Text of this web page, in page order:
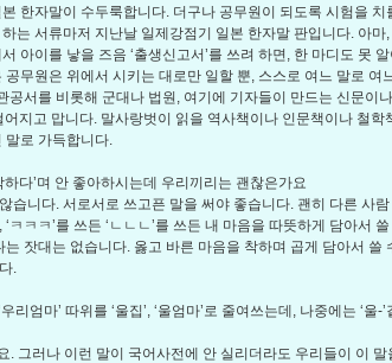
한자말이 수두룩합니다. 더구나 공무원이 되도록 시험을 치
는 서류마저 지난날 일제강점기 일본 한자말 판입니다. 아마
아이를 낳을 즈음 ‘출생신고서’를 쓰려 하면, 한 마디도 못
무원은 위에서 시키는 대로만 일할 뿐, 스스로 여느 말로 여
공서를 비롯해 군대나 법원, 여기에 기자들이 만드는 신문이나
지고 맙니다. 말사랑벗이 읽을 역사책이나 인문책이나 철학
말로 가득합니다.
하다’며 안 좋아하시는데 우리끼리는 괜찮은가요
습니다. 서로서로 쓰고픈 말을 써야 좋습니다. 괜히 다른 사람
ㅋㅋㅋ’를 쓰든 ‘ㄴㄴㄴ’를 쓰든 내 마음을 따뜻하게 담아서
잣대는 없습니다. 옳고 바른 마음을 착하며 곱게 담아서 쓸
.
리엄마’ 따위를 ‘울집’, ‘울엄마’로 줄여쓰는데, 나중에는 ‘울-
. 그러나 이런 말이 국어사전에 안 실리더라도 우리들이 이 말